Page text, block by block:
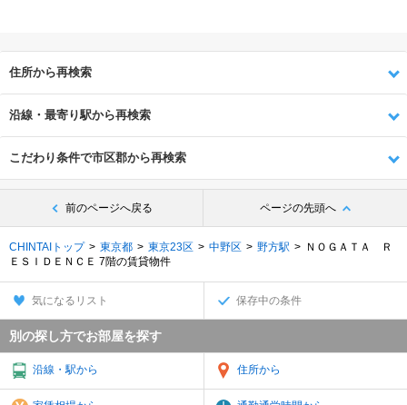
住所から再検索
沿線・最寄り駅から再検索
こだわり条件で市区郡から再検索
前のページへ戻る ページの先頭へ
CHINTAIトップ 東京都 東京23区 中野区 野方駅
ＮＯＧＡＴＡ Ｒ
ＥＳＩＤＥＮＣＥ 7階の賃貸物件
気になるリスト 保存中の条件
別の探し方でお部屋を探す
沿線・駅から 住所から